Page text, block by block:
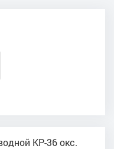
КР-36 окс.